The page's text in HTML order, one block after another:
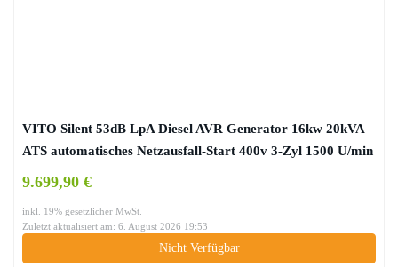
VITO Silent 53dB LpA Diesel AVR Generator 16kw 20kVA
ATS automatisches Netzausfall-Start 400v 3-Zyl 1500 U/min
Ölmangelsicherung (400v 20kVA Diesel)
9.699,90 €
inkl. 19% gesetzlicher MwSt.
Zuletzt aktualisiert am: 6. August 2026 19:53
Nicht Verfügbar